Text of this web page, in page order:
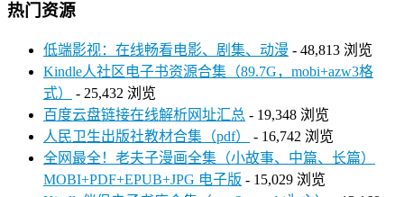
热门资源
低端影视：在线畅看电影、剧集、动漫 - 48,813 浏览
Kindle人社区电子书资源合集（89.7G，mobi+azw3格
式）
- 25,432 浏览
百度云盘链接在线解析网址汇总 - 19,348 浏览
人民卫生出版社教材合集（pdf）
- 16,742 浏览
全网最全！老夫子漫画全集（小故事、中篇、长篇）
MOBI+PDF+EPUB+JPG 电子版 - 15,029 浏览